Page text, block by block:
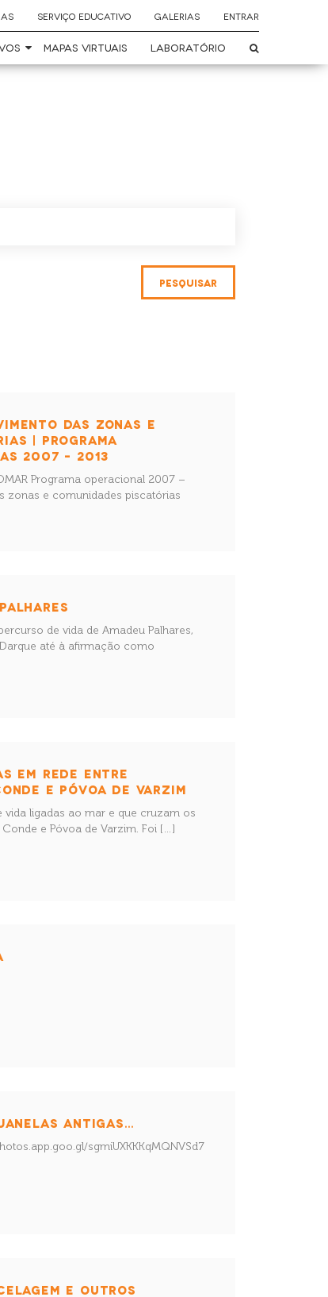
SERVIÇO EDUCATIVO GALERIAS ENTRAR
MAPAS VIRTUAIS LABORATÓRIO
DAS ZONAS E
| PROGRAMA
2007 – 2013
Programa operacional 2007 –
zonas e comunidades piscatórias
de vida de Amadeu Palhares,
até à afirmação como
EM REDE ENTRE
E PÓVOA DE VARZIM
vida ligadas ao mar e que cruzam os
e Póvoa de Varzim. Foi […]
ANTIGAS…
sgmiUXKKKqMQNVSd7
E OUTROS